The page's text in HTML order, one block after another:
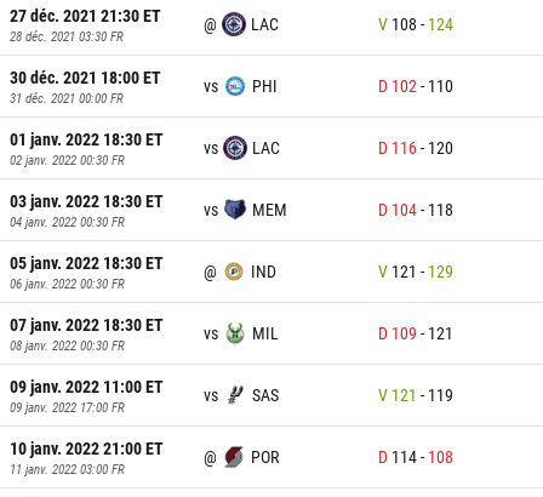
27 déc. 2021 21:30ET
28 déc. 2021 03:30 FR
@ LAC V 108 - 124
30 déc. 2021 18:00ET
31 déc. 2021 00:00 FR
vs PHI D 102- 110
01 janv. 2022 18:30ET
02 janv. 2022 00:30 FR
vs LAC D 116- 120
03 janv. 2022 18:30ET
04 janv. 2022 00:30 FR
vs MEM D 104- 118
05 janv. 2022 18:30ET
06 janv. 2022 00:30 FR
@ IND V 121 - 129
07 janv. 2022 18:30ET
08 janv. 2022 00:30 FR
vs MIL D 109 - 121
09 janv. 2022 11:00ET
09 janv. 2022 17:00 FR
vs SAS V 121 - 119
10 janv. 2022 21:00ET
11 janv. 2022 03:00 FR
@ POR D 114- 108